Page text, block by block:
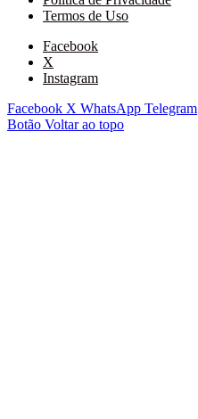
Termos de Uso
Facebook
X
Instagram
Facebook X WhatsApp Telegram
Botão Voltar ao topo